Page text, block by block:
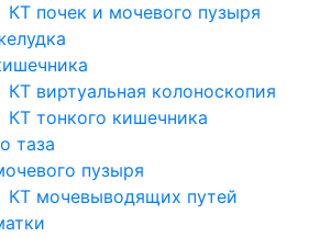
КТ почек и мочевого пузыря
КТ виртуальная колоноскопия
КТ тонкого кишечника
таза
пузыря
КТ мочевыводящих путей